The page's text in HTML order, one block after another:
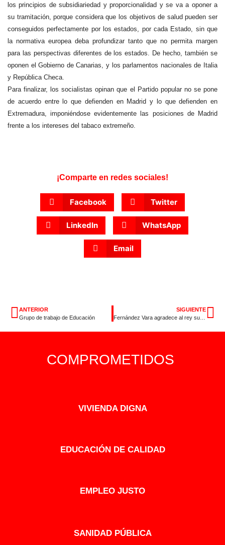
los principios de subsidiariedad y proporcionalidad y se va a oponer a
su tramitación, porque considera que los objetivos de salud pueden ser
conseguidos perfectamente por los estados, por cada Estado, sin que
la normativa europea deba profundizar tanto que no permita margen
para las perspectivas diferentes de los estados. De hecho, también se
oponen el Gobierno de Canarias, y los parlamentos nacionales de Italia
y República Checa.
Para finalizar, los socialistas opinan que el Partido popular no se pone
de acuerdo entre lo que defienden en Madrid y lo que defienden en
Extremadura, imponiéndose evidentemente las posiciones de Madrid
frente a los intereses del tabaco extremeño.
¡Comparte en redes sociales!
Facebook Twitter
LinkedIn WhatsApp
Email
ANTERIOR
Grupo de trabajo de Educación
SIGUIENTE
COMPROMETIDOS
VIVIENDA DIGNA
EDUCACIÓN DE CALIDAD
EMPLEO JUSTO
SANIDAD PÚBLICA